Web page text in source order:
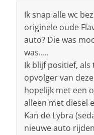
Ik snap alle wc
originele oude
auto? Die was
was…..
Ik blijf positief,
opvolger van
hopelijk met een
alleen met diesel
Kan de Lybra
nieuwe auto